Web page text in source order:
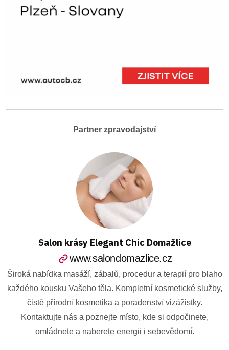
Partner zpravodajství
Salon krásy Elegant Chic Domažlice
www.salondomazlice.cz
Široká nabídka masáží, zábalů, procedur a terapií pro blaho
každého kousku Vašeho těla. Kompletní kosmetické služby,
čistě přírodní kosmetika a poradenství vizážistky.
Kontaktujte nás a poznejte místo, kde si odpočinete,
omládnete a naberete energii i sebevědomí.